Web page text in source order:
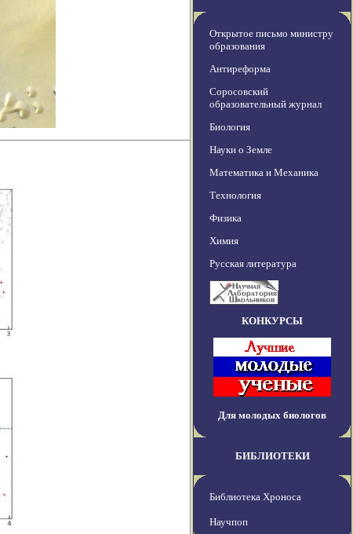
Открытое письмо министру
образования
Антиреформа
Соросовский
образовательный журнал
Биология
Науки о Земле
Математика и Механика
Технология
Физика
Химия
Русская литература
КОНКУРСЫ
Для молодых биологов
БИБЛИОТЕКИ
Библиотека Хроноса
Научпоп